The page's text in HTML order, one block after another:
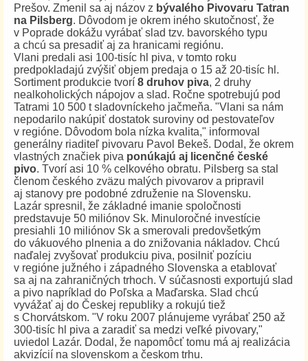
Prešov. Zmenil sa aj názov z bývalého Pivovaru Tatran
na Pilsberg. Dôvodom je okrem iného skutočnosť, že
v Poprade dokážu vyrábať slad tzv. bavorského typu
a chcú sa presadiť aj za hranicami regiónu.
Vlani predali asi 100-tisíc hl piva, v tomto roku
predpokladajú zvýšiť objem predaja o 15 až 20-tisíc hl.
Sortiment produkcie tvorí 8 druhov piva, 2 druhy
nealkoholických nápojov a slad. Ročne spotrebujú pod
Tatrami 10 500 t sladovníckeho jačmeňa. "Vlani sa nám
nepodarilo nakúpiť dostatok suroviny od pestovateľov
v regióne. Dôvodom bola nízka kvalita," informoval
generálny riaditeľ pivovaru Pavol Bekeš. Dodal, že okrem
vlastných značiek piva ponúkajú aj licenčné české
pivo. Tvorí asi 10 % celkového obratu. Pilsberg sa stal
členom českého zväzu malých pivovarov a pripravil
aj stanovy pre podobné združenie na Slovensku.
Lazár spresnil, že základné imanie spoločnosti
predstavuje 50 miliónov Sk. Minuloročné investície
presiahli 10 miliónov Sk a smerovali predovšetkým
do vákuového plnenia a do znižovania nákladov. Chcú
naďalej zvyšovať produkciu piva, posilniť pozíciu
v regióne južného i západného Slovenska a etablovať
sa aj na zahraničných trhoch. V súčasnosti exportujú slad
a pivo napríklad do Poľska a Maďarska. Slad chcú
vyvážať aj do Českej republiky a rokujú tiež
s Chorvátskom. "V roku 2007 plánujeme vyrábať 250 až
300-tisíc hl piva a zaradiť sa medzi veľké pivovary,"
uviedol Lazár. Dodal, že napomôcť tomu má aj realizácia
akvizícií na slovenskom a českom trhu.